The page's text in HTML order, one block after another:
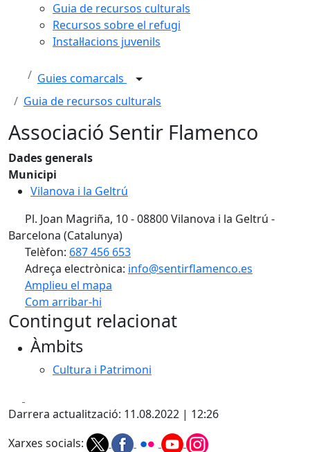
Guia de recursos culturals
Recursos sobre el refugi
Instal·lacions juvenils
Guies comarcals
Guia de recursos culturals
Associació Sentir Flamenco
Dades generals
Municipi
Vilanova i la Geltrú
Pl. Joan Magriña, 10 - 08800 Vilanova i la Geltrú -
Barcelona (Catalunya)
Telèfon: 687 456 653
Adreça electrònica: info@sentirflamenco.es
Amplieu el mapa
Com arribar-hi
+
−
Contingut relacionat
Àmbits
Cultura i Patrimoni
Darrera actualització: 11.08.2022 | 12:26
Xarxes socials: